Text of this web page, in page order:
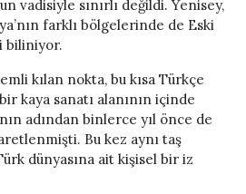
vadisiyle sınırlı değildi. Yenisey,
farklı bölgelerinde de Eski
biliniyor.
kılan nokta, bu kısa Türkçe
kaya sanatı alanının içinde
adından binlerce yıl önce de
Bu kez aynı taş
dünyasına ait kişisel bir iz